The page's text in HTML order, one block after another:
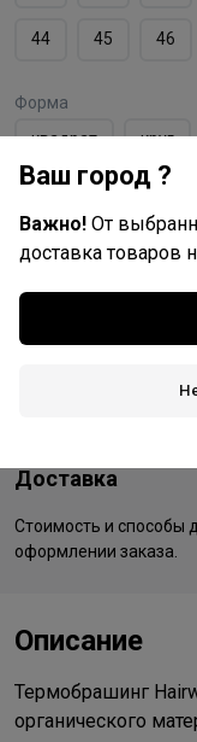
44 45 46
Форма
квадрат
круг
HairWay
Германия -
Доставка
Стоимость и способы
оформлении заказа.
Описание
Термобрашинг
органического
Ваш город ?
Важно! От
доставка товаров